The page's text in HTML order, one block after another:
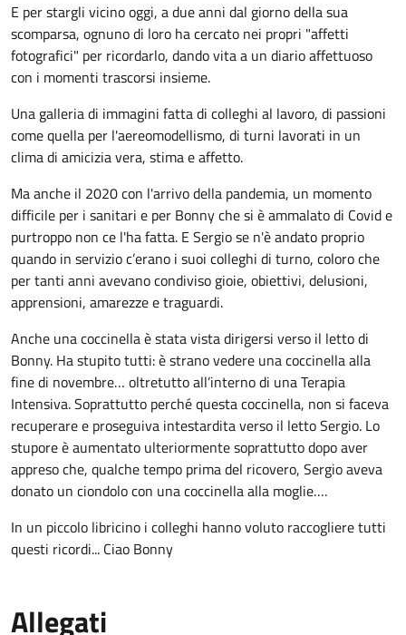
E per stargli vicino oggi, a due anni dal giorno della sua
scomparsa, ognuno di loro ha cercato nei propri "affetti
fotografici" per ricordarlo, dando vita a un diario affettuoso
con i momenti trascorsi insieme.
Una galleria di immagini fatta di colleghi al lavoro, di passioni
come quella per l'aereomodellismo, di turni lavorati in un
clima di amicizia vera, stima e affetto.
Ma anche il 2020 con l'arrivo della pandemia, un momento
difficile per i sanitari e per Bonny che si è ammalato di Covid e
purtroppo non ce l'ha fatta. E Sergio se n'è andato proprio
quando in servizio c’erano i suoi colleghi di turno, coloro che
per tanti anni avevano condiviso gioie, obiettivi, delusioni,
apprensioni, amarezze e traguardi.
Anche una coccinella è stata vista dirigersi verso il letto di
Bonny. Ha stupito tutti: è strano vedere una coccinella alla
fine di novembre… oltretutto all’interno di una Terapia
Intensiva. Soprattutto perché questa coccinella, non si faceva
recuperare e proseguiva intestardita verso il letto Sergio. Lo
stupore è aumentato ulteriormente soprattutto dopo aver
appreso che, qualche tempo prima del ricovero, Sergio aveva
donato un ciondolo con una coccinella alla moglie….
In un piccolo libricino i colleghi hanno voluto raccogliere tutti
questi ricordi... Ciao Bonny
Allegati